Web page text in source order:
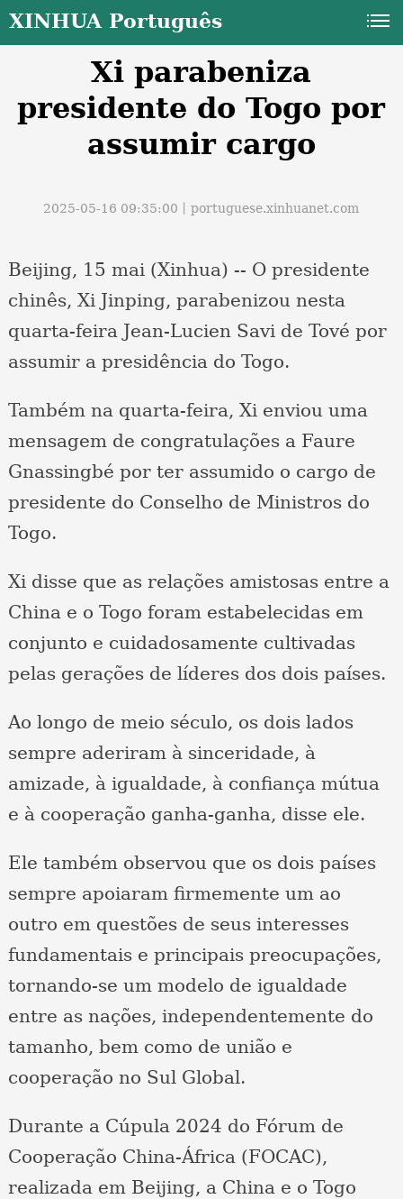
XINHUA Português
Xi parabeniza
presidente do Togo por
assumir cargo
2025-05-16 09:35:00丨portuguese.xinhuanet.com
Beijing, 15 mai (Xinhua) -- O presidente
chinês, Xi Jinping, parabenizou nesta
quarta-feira Jean-Lucien Savi de Tové por
assumir a presidência do Togo.
Também na quarta-feira, Xi enviou uma
mensagem de congratulações a Faure
Gnassingbé por ter assumido o cargo de
presidente do Conselho de Ministros do
Togo.
Xi disse que as relações amistosas entre a
China e o Togo foram estabelecidas em
conjunto e cuidadosamente cultivadas
pelas gerações de líderes dos dois países.
Ao longo de meio século, os dois lados
sempre aderiram à sinceridade, à
amizade, à igualdade, à confiança mútua
e à cooperação ganha-ganha, disse ele.
Ele também observou que os dois países
sempre apoiaram firmemente um ao
outro em questões de seus interesses
fundamentais e principais preocupações,
tornando-se um modelo de igualdade
entre as nações, independentemente do
tamanho, bem como de união e
cooperação no Sul Global.
Durante a Cúpula 2024 do Fórum de
Cooperação China-África (FOCAC),
realizada em Beijing, a China e o Togo